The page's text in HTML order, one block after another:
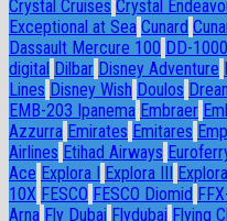
Crystal Cruises Crystal
Exceptional at Sea Cunard
Dassault Mercure 100 DD-
digital Dilbar Disney Adventure
Lines Disney Wish Doulos
EMB-203 Ipanema Embraer
Azzurra Emirates Emitares
Airlines Etihad Airways
Ace Explora I Explora III
10X FESCO FESCO Diomid FFX-
Arna Fly Dubai Flydubai Flying